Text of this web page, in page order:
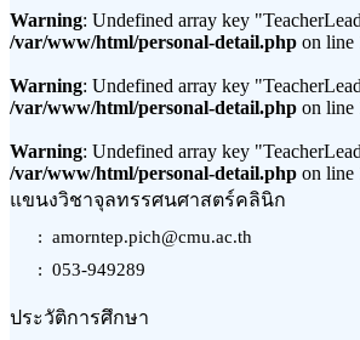
Warning: Undefined array key
/var/www/html/personal-detail.php on line
Warning: Undefined array key
/var/www/html/personal-detail.php on line
Warning: Undefined array key
/var/www/html/personal-detail.php on line
แขนงวิชาจุลทรรศนศาสตร์คลินิก
: amorntep.pich@cmu.ac.th
: 053-949289
ประวัติการศึกษา